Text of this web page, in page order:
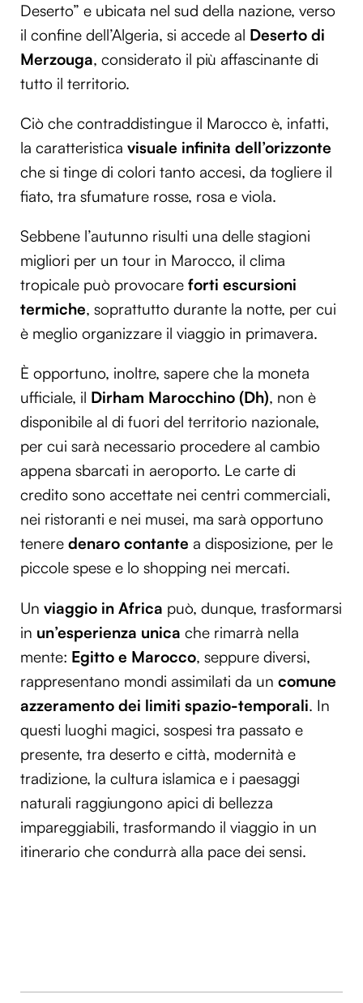
Utilizziamo i cookie per personalizzare contenuti ed
annunci, per fornire funzionalità dei social media e per
analizzare il nostro traffico. Condividiamo inoltre
informazioni sul modo in cui utilizzi il nostro sito con i
pubblicità e social media, i quali potrebbero combinarle
con altre informazioni che hai fornito loro o che hanno
raccolto dal tuo utilizzo dei loro servizi.
Deserto” e ubicata nel sud della nazione, verso
il confine dell’Algeria, si accede al Deserto di
Merzouga, considerato il più affascinante di
tutto il territorio.
Ciò che contraddistingue il Marocco è, infatti,
la caratteristica visuale infinita dell’orizzonte
che si tinge di colori tanto accesi, da togliere il
fiato, tra sfumature rosse, rosa e viola.
Sebbene l’autunno risulti una delle stagioni
migliori per un tour in Marocco, il clima
tropicale può provocare forti escursioni
termiche, soprattutto durante la notte, per cui
è meglio organizzare il viaggio in primavera.
È opportuno, inoltre, sapere che la moneta
ufficiale, il Dirham Marocchino (Dh), non è
disponibile al di fuori del territorio nazionale,
per cui sarà necessario procedere al cambio
appena sbarcati in aeroporto. Le carte di
credito sono accettate nei centri commerciali,
nei ristoranti e nei musei, ma sarà opportuno
tenere denaro contante a disposizione, per le
piccole spese e lo shopping nei mercati.
Un viaggio in Africa può, dunque, trasformarsi
in un’esperienza unica che rimarrà nella
mente: Egitto e Marocco, seppure diversi,
rappresentano mondi assimilati da un comune
azzeramento dei limiti spazio-temporali. In
questi luoghi magici, sospesi tra passato e
presente, tra deserto e città, modernità e
tradizione, la cultura islamica e i paesaggi
naturali raggiungono apici di bellezza
impareggiabili, trasformando il viaggio in un
itinerario che condurrà alla pace dei sensi.